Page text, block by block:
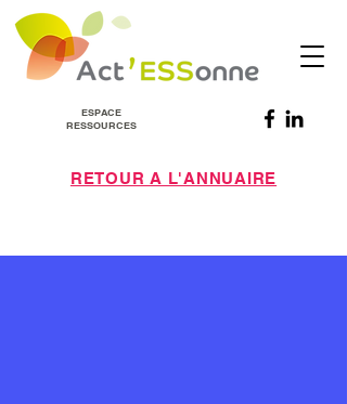
ESPACE
RESSOURCES
RETOUR A L'ANNUAIRE